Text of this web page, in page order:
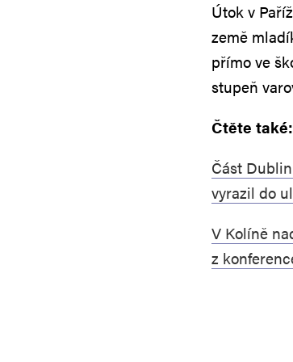
Útok v
země
přímo ve
stupeň
Čtěte také:
Část
vyrazil do
V Kolíně
z